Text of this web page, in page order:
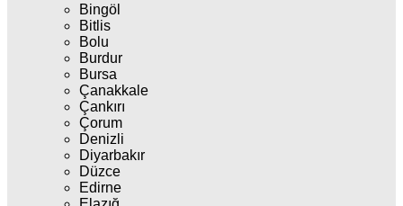
Bingöl
Bitlis
Bolu
Burdur
Bursa
Çanakkale
Çankırı
Çorum
Denizli
Diyarbakır
Düzce
Edirne